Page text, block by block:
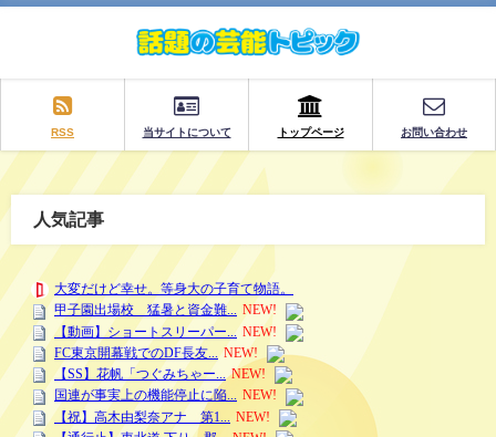
RSS 当サイトについて トップページ お問い合わせ
人気記事